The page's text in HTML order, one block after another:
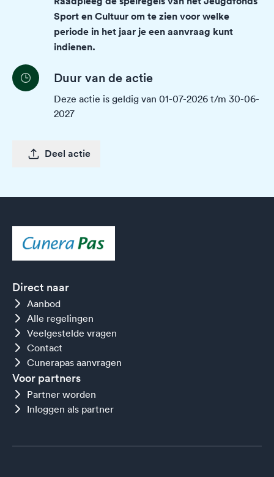
Sport en Cultuur om te zien voor welke
periode in het jaar je een aanvraag kunt
indienen.
Duur van de actie
Deze actie is geldig van 01-07-2026 t/m 30-06-
2027
Deel actie
Direct naar
Aanbod
Alle regelingen
Veelgestelde vragen
Contact
Cunerapas aanvragen
Voor partners
Partner worden
Inloggen als partner